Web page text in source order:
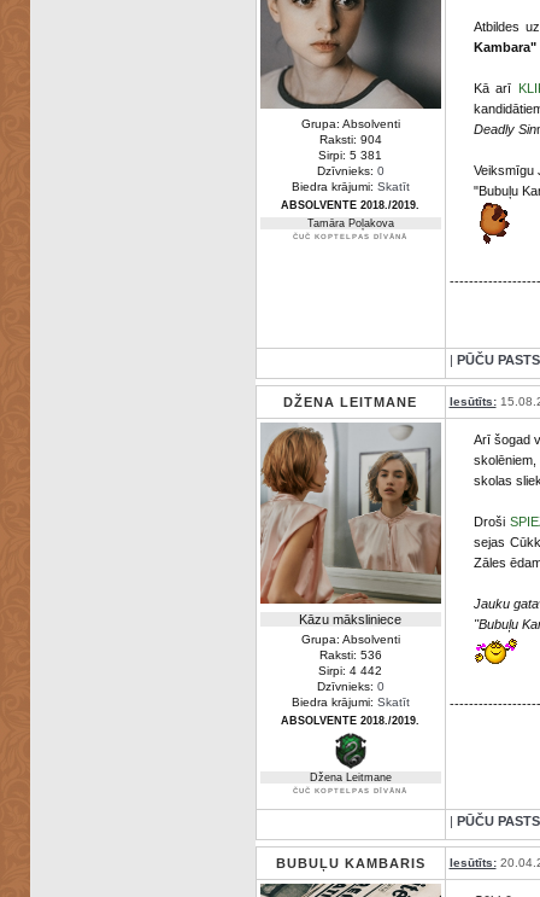
Grupa: Absolventi
Raksti: 904
Sirpi: 5 381
Dzīvnieks: 0
Biedra krājumi: Skatīt
ABSOLVENTE 2018./2019.
Tamāra Poļakova
ČUČ KOPTELPAS DĪVĀNĀ
Atbildes
Kambara"
Kā arī
Deadly Sin
Veiksmīgu
"Bubuļu
| PŪČU PASTS
DŽENA LEITMANE Iesūtīts:
Kāzu māksliniece
Grupa: Absolventi
Raksti: 536
Sirpi: 4 442
Dzīvnieks: 0
Biedra krājumi: Skatīt
ABSOLVENTE 2018./2019.
Džena Leitmane
ČUČ KOPTELPAS DĪVĀNĀ
Arī šogad
skolas
Droši
sejas
Zāles
Jauku
"Bubuļu
| PŪČU PASTS
BUBUĻU KAMBARIS Iesūtīts: